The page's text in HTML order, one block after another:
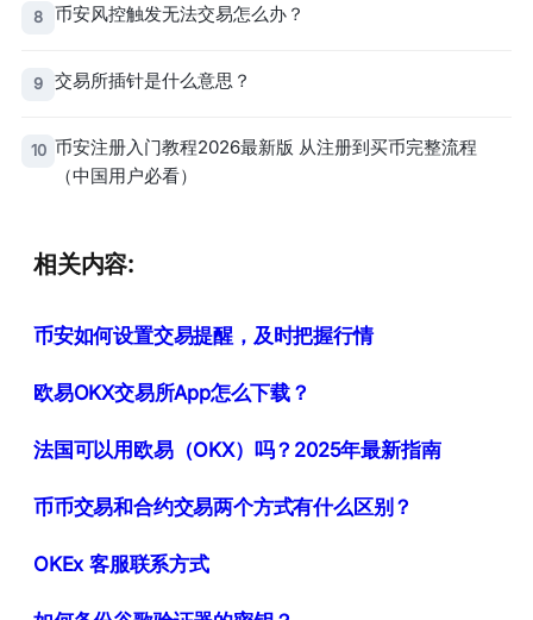
8 币安风控触发无法交易怎么办？
9 交易所插针是什么意思？
10 币安注册入门教程2026最新版 从注册到买币完整流程
（中国用户必看）
相关内容:
币安如何设置交易提醒，及时把握行情
欧易OKX交易所App怎么下载？
法国可以用欧易（OKX）吗？2025年最新指南
币币交易和合约交易两个方式有什么区别？
OKEx 客服联系方式